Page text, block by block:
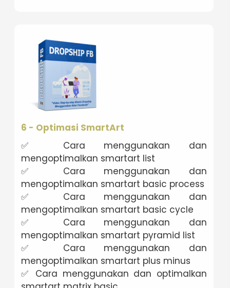
6 - Optimasi SmartArt
✅ Cara menggunakan dan
mengoptimalkan smartart list
✅ Cara menggunakan dan
mengoptimalkan smartart basic process
✅ Cara menggunakan dan
mengoptimalkan smartart basic cycle
✅ Cara menggunakan dan
mengoptimalkan smartart pyramid list
✅ Cara menggunakan dan
mengoptimalkan smartart plus minus
✅ Cara menggunakan dan optimalkan